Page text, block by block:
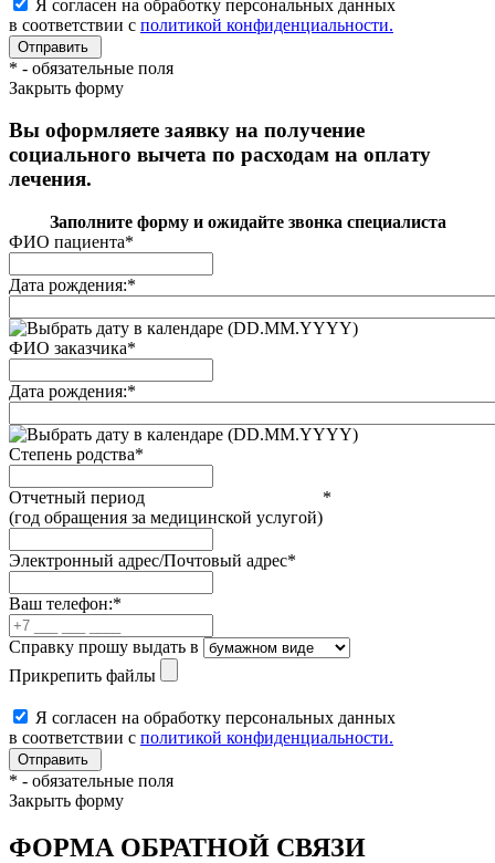
Я согласен на обработку персональных данных
в соответствии с политикой конфиденциальности.
* - обязательные поля
Закрыть форму
Вы оформляете заявку на получение
социального вычета по расходам на оплату
лечения.
Заполните форму и ожидайте звонка специалиста
ФИО пациента*
Дата рождения:*
(DD.MM.YYYY)
ФИО заказчика*
Дата рождения:*
(DD.MM.YYYY)
Степень родства*
Отчетный период
(год обращения за медицинской услугой)
*
Электронный адрес/Почтовый адрес*
Ваш телефон:*
Справку прошу выдать в
Прикрепить файлы
Я согласен на обработку персональных данных
в соответствии с политикой конфиденциальности.
* - обязательные поля
Закрыть форму
ФОРМА ОБРАТНОЙ СВЯЗИ